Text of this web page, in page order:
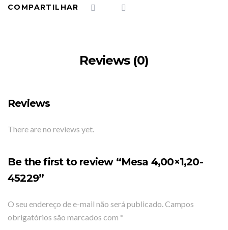
COMPARTILHAR
Reviews (0)
Reviews
There are no reviews yet.
Be the first to review “Mesa 4,00×1,20-
45229”
O seu endereço de e-mail não será publicado.Campos
obrigatórios são marcados com *